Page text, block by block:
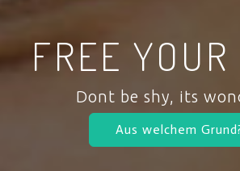
FREE
Dont be shy, its
Aus welchem